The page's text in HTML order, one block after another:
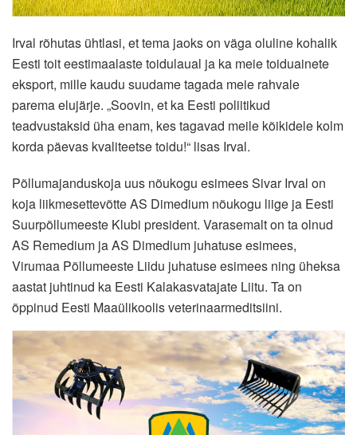
Irval rõhutas ühtlasi, et tema jaoks on väga oluline kohalik
Eesti toit eestimaalaste toidulaual ja ka meie toiduainete
eksport, mille kaudu suudame tagada meie rahvale
parema elujärje. „Soovin, et ka Eesti poliitikud
teadvustaksid üha enam, kes tagavad meile kõikidele kolm
korda päevas kvaliteetse toidu!“ lisas Irval.
Põllumajanduskoja uus nõukogu esimees Sivar Irval on
koja liikmesettevõtte AS Dimedium nõukogu liige ja Eesti
Suurpõllumeeste Klubi president. Varasemalt on ta olnud
AS Remedium ja AS Dimedium juhatuse esimees,
Virumaa Põllumeeste Liidu juhatuse esimees ning üheksa
aastat juhtinud ka Eesti Kalakasvatajate Liitu. Ta on
õppinud Eesti Maaülikoolis veterinaarmeditsiini.